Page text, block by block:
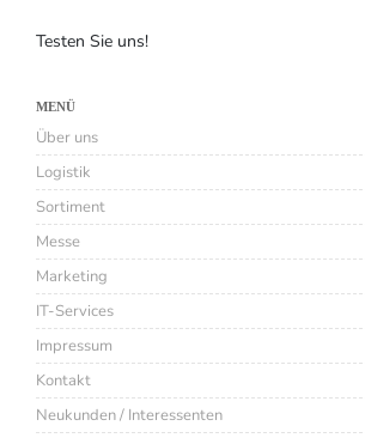
Testen Sie uns!
MENÜ
Über uns
Logistik
Sortiment
Messe
Marketing
IT-Services
Impressum
Kontakt
Neukunden / Interessenten